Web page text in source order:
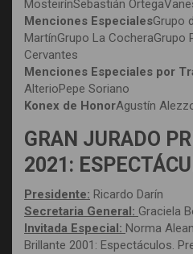
MosteirínSebastián
Menciones EspecialesGrupo
MartínGrupo La CocheraGrupo
Cervantes
Menciones Especiales por
AlterioPepe Soriano
Konex de HonorAgustín
GRAN JURADO
2021:
Presidente: Ricardo Darín
Secretaria General: Graciela
Invitada Especial: Norma
Brillante 2001: Espectáculos.